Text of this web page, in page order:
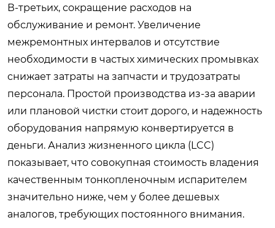
В-третьих, сокращение расходов на
обслуживание и ремонт. Увеличение
межремонтных интервалов и отсутствие
необходимости в частых химических промывках
снижает затраты на запчасти и трудозатраты
персонала. Простой производства из-за аварии
или плановой чистки стоит дорого, и надежность
оборудования напрямую конвертируется в
деньги. Анализ жизненного цикла (LCC)
показывает, что совокупная стоимость владения
качественным тонкопленочным испарителем
значительно ниже, чем у более дешевых
аналогов, требующих постоянного внимания.